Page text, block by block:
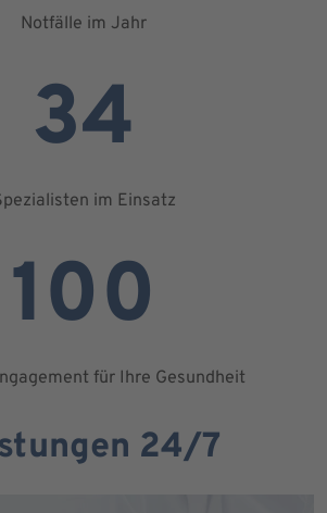
Notfälle im Jahr
34
im Einsatz
100
für Ihre Gesundheit
24/7